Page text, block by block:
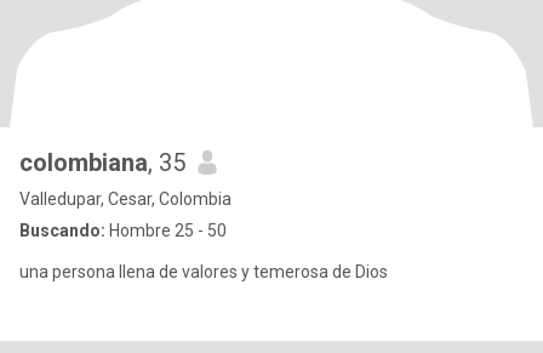
colombiana, 35
Valledupar, Cesar, Colombia
Buscando: Hombre 25 - 50
una persona llena de valores y temerosa de Dios